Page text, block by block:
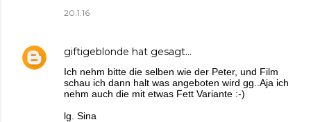
20.1.16
giftigeblonde hat gesagt…
Ich nehm bitte die selben wie der Peter, und Film
schau ich dann halt was angeboten wird gg..Aja ich
nehm auch die mit etwas Fett Variante :-)
lg. Sina